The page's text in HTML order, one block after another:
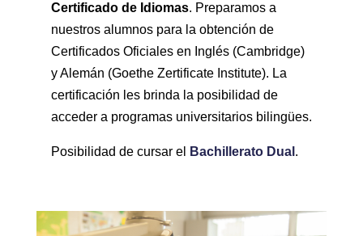
Certificado de Idiomas. Preparamos a
nuestros alumnos para la obtención de
Certificados Oficiales en Inglés (Cambridge)
y Alemán (Goethe Zertificate Institute). La
certificación les brinda la posibilidad de
acceder a programas universitarios bilingües.
Posibilidad de cursar el Bachillerato Dual .